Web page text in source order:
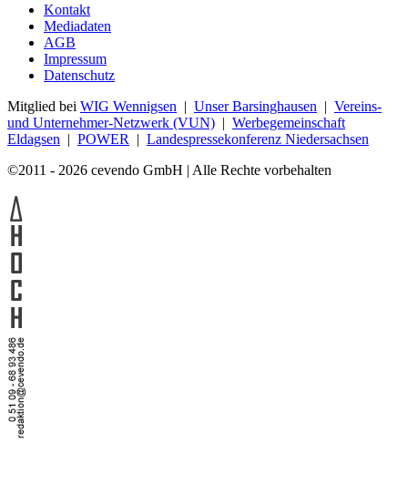
Kontakt
Mediadaten
AGB
Impressum
Datenschutz
Mitglied bei WIG Wennigsen | Unser Barsinghausen | Vereins-
und Unternehmer-Netzwerk (VUN) | Werbegemeinschaft
Eldagsen | POWER | Landespressekonferenz Niedersachsen
©2011 - 2026 cevendo GmbH | Alle Rechte vorbehalten